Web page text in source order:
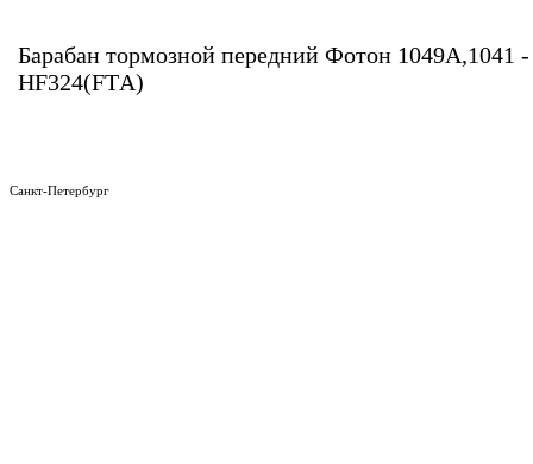
Барабан тормозной передний Фотон 1049А,1041
HF324(FTА)
Санкт-Петербург